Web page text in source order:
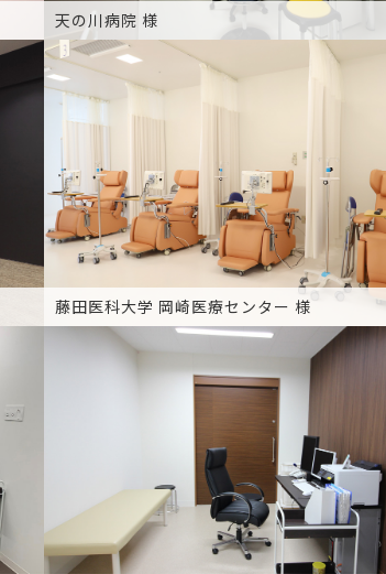
天の川病院 様
藤田医科大学 岡崎医療センター 様